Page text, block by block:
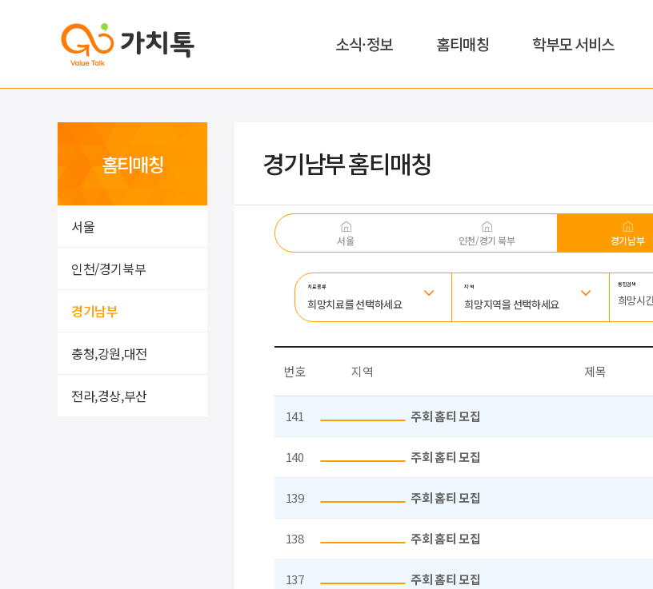
소식·정보 홈티매칭 학부모 서비스
홈티매칭
서울
인천/경기북부
경기남부
충청,강원,대전
전라,경상,부산
경기남부 홈티매칭
서울 인천/경기 북부 경기남부
치료종류
희망치료를 선택하세요
지 역
희망지역을 선택하세요
통합검색
번호 지역 제목
141 주회 홈티 모집
140 주회 홈티 모집
139 주회 홈티 모집
138 주회 홈티 모집
137 주회 홈티 모집